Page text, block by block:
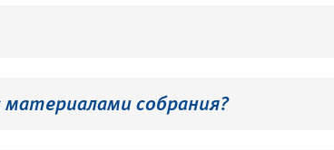
собрания?